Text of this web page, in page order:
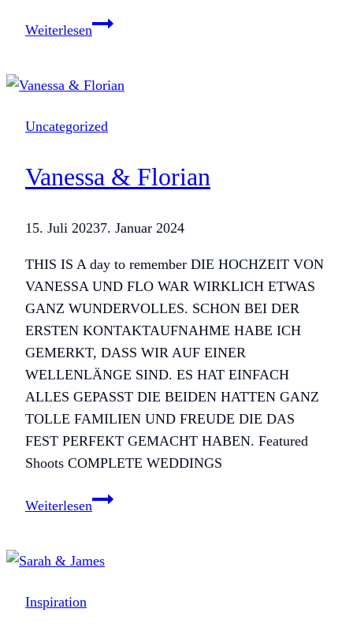
WeiterlesenSvenja
Uncategorized
Vanessa & Florian
15. Juli 20237. Januar 2024
THIS IS A day to remember DIE HOCHZEIT VON
VANESSA UND FLO WAR WIRKLICH ETWAS
GANZ WUNDERVOLLES. SCHON BEI DER
ERSTEN KONTAKTAUFNAHME HABE ICH
GEMERKT, DASS WIR AUF EINER
WELLENLÄNGE SIND. ES HAT EINFACH
ALLES GEPASST DIE BEIDEN HATTEN GANZ
TOLLE FAMILIEN UND FREUDE DIE DAS
FEST PERFEKT GEMACHT HABEN. Featured
Shoots COMPLETE WEDDINGS
WeiterlesenVanessa
Inspiration